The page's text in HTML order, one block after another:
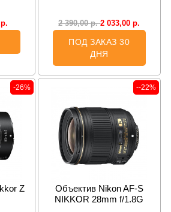
р. 2 390,00р. 2 033,00р.
ПОД ЗАКАЗ 30
ДНЯ
-26%
Z
--22%
Объектив Nikon AF-S
NIKKOR 28mm f/1.8G